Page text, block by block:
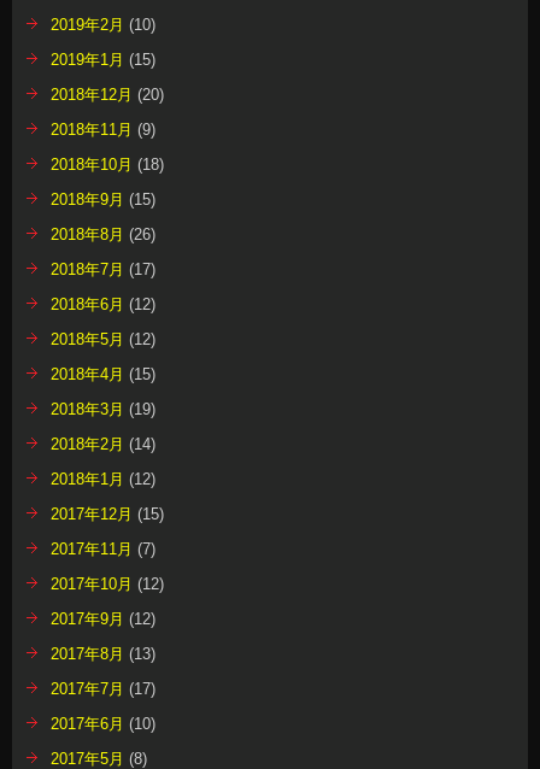
2019年2月 (10)
2019年1月 (15)
2018年12月 (20)
2018年11月 (9)
2018年10月 (18)
2018年9月 (15)
2018年8月 (26)
2018年7月 (17)
2018年6月 (12)
2018年5月 (12)
2018年4月 (15)
2018年3月 (19)
2018年2月 (14)
2018年1月 (12)
2017年12月 (15)
2017年11月 (7)
2017年10月 (12)
2017年9月 (12)
2017年8月 (13)
2017年7月 (17)
2017年6月 (10)
2017年5月 (8)